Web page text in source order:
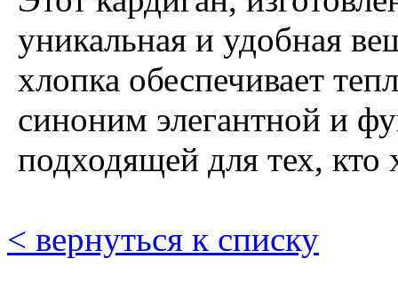
уникальная и удобная
хлопка обеспечивает
синоним элегантной и
подходящей для тех, кто
< вернуться к списку